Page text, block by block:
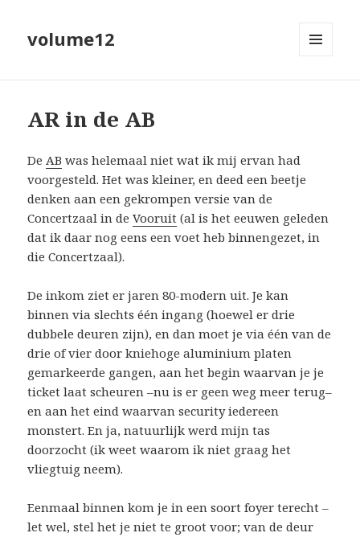
volume12
AR in de AB
DeAB was helemaal niet wat ik mij ervan had
voorgesteld. Het was kleiner, en deed een beetje
denken aan een gekrompen versie van de
Concertzaal in deVooruit (al is het eeuwen geleden
dat ik daar nog eens een voet heb binnengezet, in
die Concertzaal).
De inkom ziet er jaren 80-modern uit. Je kan
binnen via slechts één ingang (hoewel er drie
dubbele deuren zijn), en dan moet je via één van de
drie of vier door kniehoge aluminium platen
gemarkeerde gangen, aan het begin waarvan je je
ticket laat scheuren –nu is er geen weg meer terug–
en aan het eind waarvan security iedereen
monstert. En ja, natuurlijk werd mijn tas
doorzocht (ik weet waarom ik niet graag het
vliegtuig neem).
Eenmaal binnen kom je in een soort foyer terecht –
let wel, stel het je niet te groot voor; van de deur